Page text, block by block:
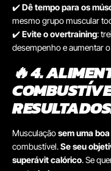
✔️Dê tempo para os
mesmo grupo muscular
✔️Evite o overtraining:
desempenho e aumentar
🔥 4.
Musculaçãosem uma
combustível.Se seu
superávit calórico. Se